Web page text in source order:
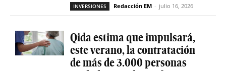
INVERSIONES Redacción EM - julio 16, 2026
Qida estima que impulsará,
este verano, la contratación
de más de 3.000 personas